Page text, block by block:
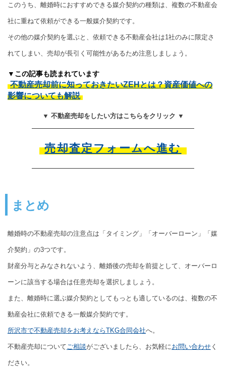
このうち、離婚時におすすめできる媒介契約の種類は、複数の不動産会
社に重ねて依頼ができる一般媒介契約です。
その他の媒介契約を選ぶと、依頼できる不動産会社は1社のみに限定さ
れてしまい、売却が長引く可能性があるため注意しましょう。
▼この記事も読まれています
不動産売却前に知っておきたいZEHとは？資産価値への
影響についても解説
▼ 不動産売却をしたい方はこちらをクリック ▼
売却査定フォームへ進む
まとめ
離婚時の不動産売却の注意点は「タイミング」「オーバーローン」「媒
介契約」の3つです。
財産分与とみなされないよう、離婚後の売却を前提として、オーバーロ
ーンに該当する場合は任意売却を選択しましょう。
また、離婚時に選ぶ媒介契約としてもっとも適しているのは、複数の不
動産会社に依頼できる一般媒介契約です。
所沢市で不動産売却をお考えならTKG合同会社へ。
不動産売却について ご相談がございましたら、お気軽に お問い合わせ く
ださい。